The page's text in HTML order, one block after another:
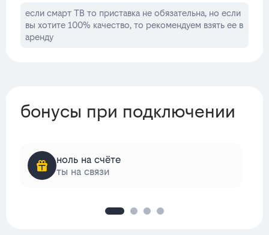
если смарт ТВ то приставка не обязательна, но если
вы хотите 100% качество, то рекомендуем взять ее в
аренду
бонусы при подключении
ноль на счёте
ты на связи